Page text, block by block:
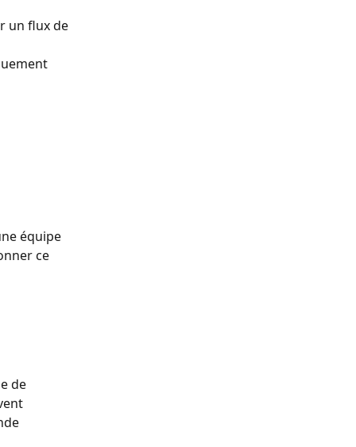
un flux de
équipe
ce
de